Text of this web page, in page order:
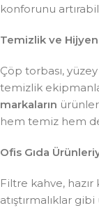
konforunu
Temizlik ve Hijyen
Çöp torbası,
temizlik
markaların
hem temiz hem
Ofis Gıda
Filtre kahve,
atıştırmalıklar